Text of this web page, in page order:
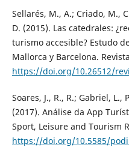
Sellarés, M., A.; Criado, M.,
D. (2015). Las catedrales:
turismo accesible? Estudo
Mallorca y Barcelona.
https://doi.org/10.26512/
Soares, J., R., R.; Gabriel, L.,
(2017). Análise da App
Sport, Leisure and Tourism
https://doi.org/10.5585/